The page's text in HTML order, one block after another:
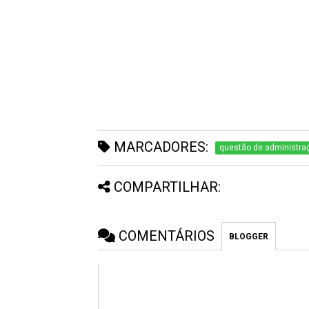
MARCADORES: questão de
COMPARTILHAR:
COMENTÁRIOS BLOGGER